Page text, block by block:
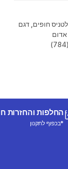
חופים, דגם
(784)
החלפות והחזרות חינם עד 365 ימים
*בכפוף לתקנון